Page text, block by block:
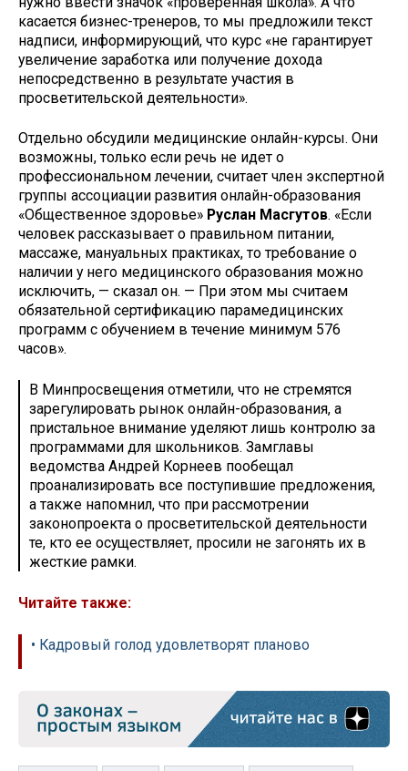
касается бизнес-тренеров, то мы предложили текст
надписи, информирующий, что курс «не гарантирует
увеличение заработка или получение дохода
непосредственно в результате участия в
просветительской деятельности».
Отдельно обсудили медицинские онлайн-курсы. Они
возможны, только если речь не идет о
профессиональном лечении, считает член экспертной
группы ассоциации развития онлайн-образования
«Общественное здоровье» Руслан Масгутов. «Если
человек рассказывает о правильном питании,
массаже, мануальных практиках, то требование о
наличии у него медицинского образования можно
исключить, — сказал он. — При этом мы считаем
обязательной сертификацию парамедицинских
программ с обучением в течение минимум 576
часов».
В Минпросвещения отметили, что не стремятся
зарегулировать рынок онлайн-образования, а
пристальное внимание уделяют лишь контролю за
программами для школьников. Замглавы
ведомства Андрей Корнеев пообещал
проанализировать все поступившие предложения,
а также напомнил, что при рассмотрении
законопроекта о просветительской деятельности
те, кто ее осуществляет, просили не загонять их в
жесткие рамки.
Читайте также:
• Кадровый голод удовлетворят планово